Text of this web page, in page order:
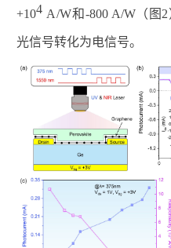
+104 A/W和-800 A/W （图2
光信号转化为电信号。